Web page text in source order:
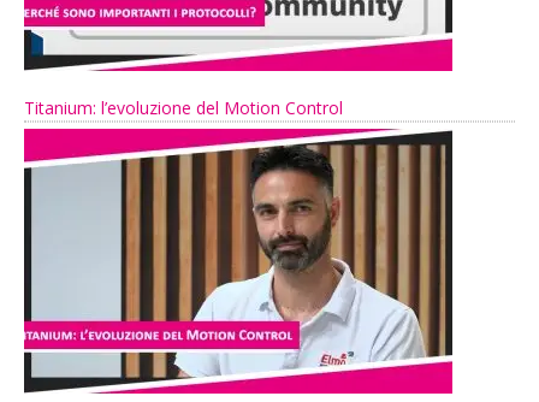
Titanium: l’evoluzione del Motion Control